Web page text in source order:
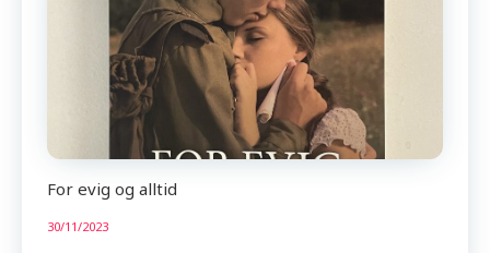
For evig og alltid
30/11/2023